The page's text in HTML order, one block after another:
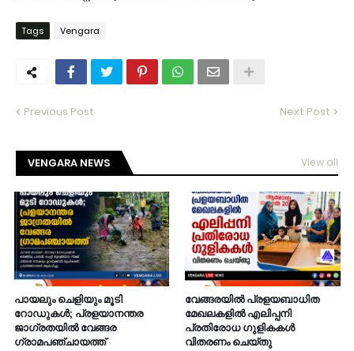
Tags Vengara
Previous Post Next Post
VENGARA NEWS View all
പായലും ചെളിയും മൂടി
റോഡുകൾ; പ്രളയാനന്തര
ജാഗ്രതയിൽ വേങ്ങര
ഗ്രാമപഞ്ചായത്ത്
വേങ്ങരയിൽ പ്രളയബാധിത
മേഖലകളിൽ എലിപ്പനി
പ്രതിരോധ ഗുളികകൾ
വിതരണം ചെയ്തു